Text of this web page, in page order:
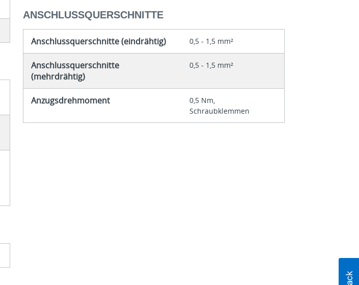
ANSCHLUSSQUERSCHNITTE
Anschlussquerschnitte (eindrähtig) 0,5 - 1,5 mm²
Anschlussquerschnitte
(mehrdrähtig)
0,5 - 1,5 mm²
Anzugsdrehmoment
0,5 Nm,
Schraubklemmen